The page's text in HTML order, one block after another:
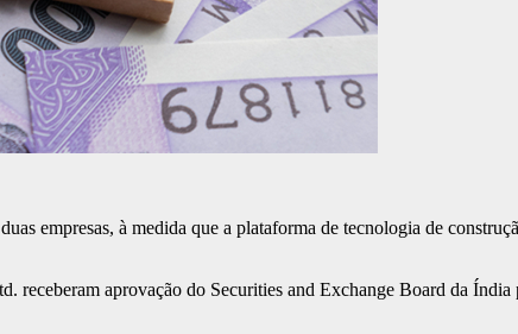
empresas, à medida que a plataforma de tecnologia de
aprovação do Securities and Exchange Board da Índia